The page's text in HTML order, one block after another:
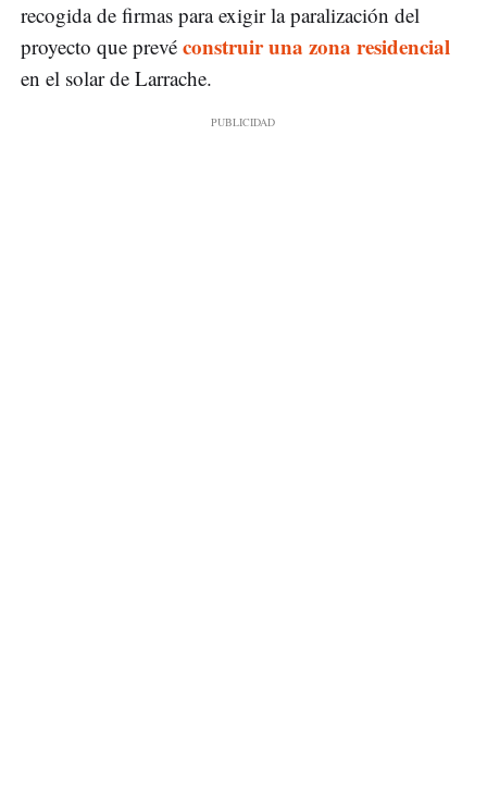
recogida de firmas para exigir la paralización del
proyecto que prevé construir una zona residencial
en el solar de Larrache.